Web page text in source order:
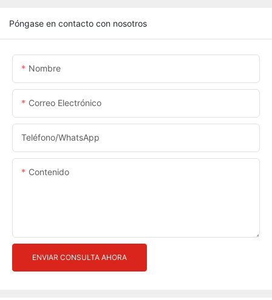
Póngase en contacto con nosotros
Nombre
Correo Electrónico
Teléfono/WhatsApp
Contenido
ENVIAR CONSULTA AHORA